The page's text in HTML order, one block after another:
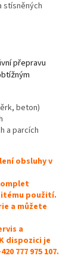
stísněných
přepravu
beton)
a parcích
obsluhy v
použití.
a můžete
a
dispozici je
777 975 107.